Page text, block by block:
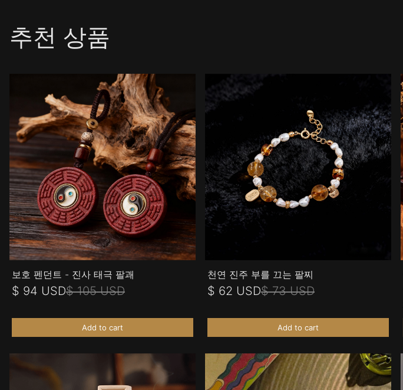
추천 상품
보호 펜던트 - 진사 태극 팔괘
$ 94 USD$ 105 USD
Add to cart
천연 진주 부를 끄는 팔찌
$ 62 USD$ 73 USD
Add to cart